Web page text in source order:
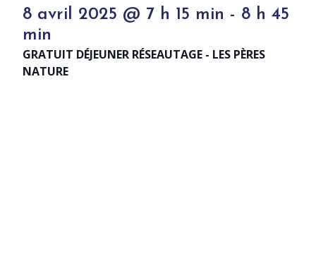
8 avril 2025 @ 7 h 15 min - 8 h 45
min
GRATUIT DÉJEUNER RÉSEAUTAGE - LES PÈRES
NATURE